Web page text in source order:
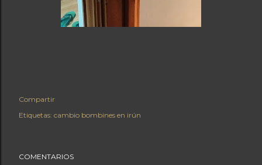
Compartir
Etiquetas: cambio bombines en irún
COMENTARIOS